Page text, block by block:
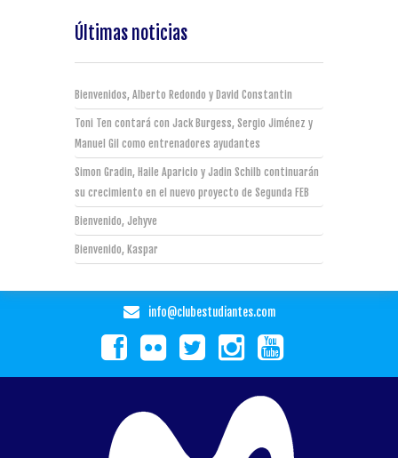
Últimas noticias
Bienvenidos, Alberto Redondo y David Constantin
Toni Ten contará con Jack Burgess, Sergio Jiménez y
Manuel Gil como entrenadores ayudantes
Simon Gradin, Haile Aparicio y Jadin Schilb continuarán
su crecimiento en el nuevo proyecto de Segunda FEB
Bienvenido, Jehyve
Bienvenido, Kaspar
info@clubestudiantes.com